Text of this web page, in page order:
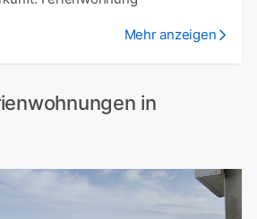
Mehr anzeigen
in